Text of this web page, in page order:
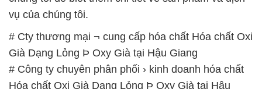
Hóa chất Oxi Già Dạng Lỏng Þ Oxy Già tại Hậu
Giang
# Nơi chuyên phân phối ⌡ kinh doanh hóa chất Hóa
chất Oxi Già Dạng Lỏng Þ Oxy Già tại Hậu Giang
# Đơn vị chuyên cung cấp ≤ kinh doanh hóa chất